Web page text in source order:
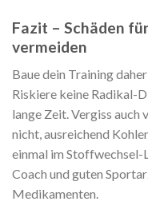
Fazit – Schäden
vermeiden
Baue dein Training
Riskiere keine Radikal-
lange Zeit. Vergiss
nicht, ausreichend
einmal im Stoffwechsel-
Coach und guten
Medikamenten.